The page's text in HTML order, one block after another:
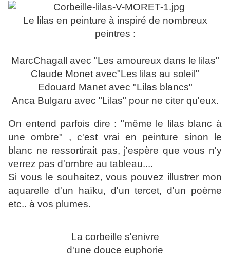
Le lilas en peinture à inspiré de nombreux
peintres :
MarcChagall avec "Les amoureux dans le lilas"
Claude Monet avec"Les lilas au soleil"
Edouard Manet avec "Lilas blancs"
Anca Bulgaru avec "Lilas" pour ne citer qu'eux.
On entend parfois dire : "même le lilas blanc à
une ombre" , c'est vrai en peinture sinon le
blanc ne ressortirait pas, j'espère que vous n'y
verrez pas d'ombre au tableau....
Si vous le souhaitez, vous pouvez illustrer mon
aquarelle d'un haïku, d'un tercet, d'un poème
etc.. à vos plumes.
La corbeille s'enivre
d'une douce euphorie